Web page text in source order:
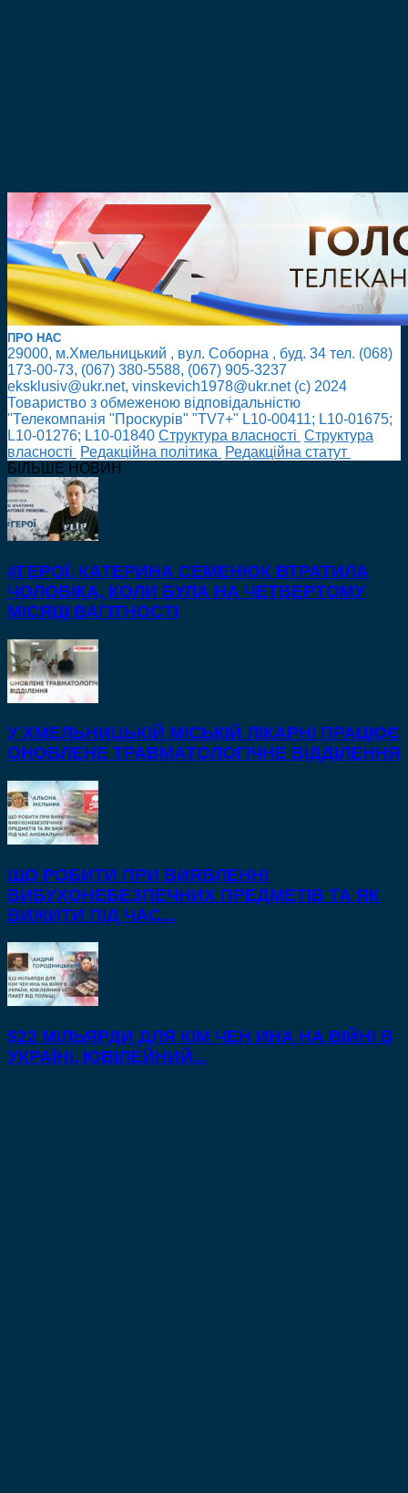
ПРО НАС
29000, м.Хмельницький , вул. Соборна , буд. 34 тел. (068)
173-00-73, (067) 380-5588, (067) 905-3237
eksklusiv@ukr.net, vinskevich1978@ukr.net (с) 2024
Товариство з обмеженою відповідальністю
"Телекомпанія "Проскурів" "TV7+" L10-00411; L10-01675;
L10-01276; L10-01840 Cтруктура власності Cтруктура
власності
Редакційна політика
Редакційна статут
БІЛЬШЕ НОВИН
#ГЕРОЇ. КАТЕРИНА СЕМЕНЮК ВТРАТИЛА
ЧОЛОВІКА, КОЛИ БУЛА НА ЧЕТВЕРТОМУ
МІСЯЦІ ВАГІТНОСТІ
У ХМЕЛЬНИЦЬКІЙ МІСЬКІЙ ЛІКАРНІ ПРАЦЮЄ
ОНОВЛЕНЕ ТРАВМАТОЛОГІЧНЕ ВІДДІЛЕННЯ
ЩО РОБИТИ ПРИ ВИЯВЛЕННІ
ВИБУХОНЕБЕЗПЕЧНИХ ПРЕДМЕТІВ ТА ЯК
ВИЖИТИ ПІД ЧАС...
$22 МІЛЬЯРДИ ДЛЯ КІМ ЧЕН ИНА НА ВІЙНІ В
УКРАЇНІ, ЮВІЛЕЙНИЙ...